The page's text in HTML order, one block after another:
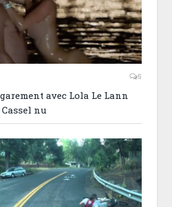
5
avec Lola Le Lann
nu